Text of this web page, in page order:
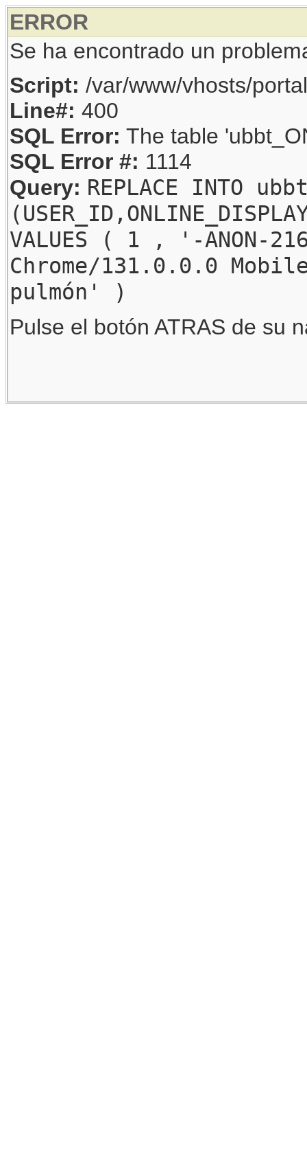
ERROR
Se ha encontrado un
Script: /var/www/vhosts/
Line#: 400
SQL Error: The table
SQL Error #: 1114
Query: REPLACE INTO
VALUES ( 1 , '-
Chrome/131.0.0.0
pulmón' )
Pulse el botón ATRAS de su